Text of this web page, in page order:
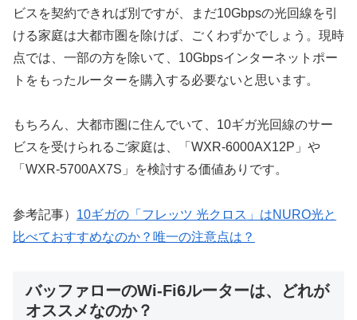
ビスを契約できれば別ですが、まだ10Gbpsの光回線を引
ける家庭は大都市圏を除けば、ごくわずかでしょう。現時
点では、一部の方を除いて、10Gbpsインターネットポー
トをもったルーターを購入する必要ないと思います。
もちろん、大都市圏に住んでいて、10ギガ光回線のサー
ビスを受けられるご家庭は、「WXR-6000AX12P」や
「WXR-5700AX7S」を検討する価値ありです。
参考記事） 10ギガの「フレッツ 光クロス」はNURO光と
比べておすすめなのか？唯一の注意点は？
バッファローのWi-Fi6ルーターは、どれが
オススメなのか？